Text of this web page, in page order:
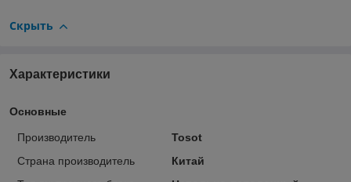
Скрыть
Характеристики
Основные
Производитель
Tosot
Страна производитель
Китай